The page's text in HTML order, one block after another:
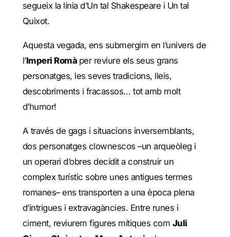
segueix la línia d’Un tal Shakespeare i Un tal
Quixot.
Aquesta vegada, ens submergim en l’univers de
l’Imperi Romà per reviure els seus grans
personatges, les seves tradicions, lleis,
descobriments i fracassos… tot amb molt
d’humor!
A través de gags i situacions inversemblants,
dos personatges clownescos –un arqueòleg i
un operari d’obres decidit a construir un
complex turístic sobre unes antigues termes
romanes– ens transporten a una època plena
d’intrigues i extravagàncies. Entre runes i
ciment, reviurem figures mítiques com Juli